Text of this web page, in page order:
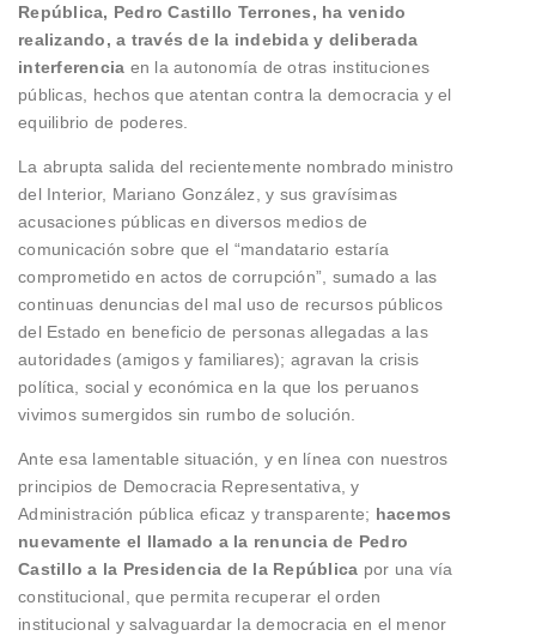
República, Pedro Castillo Terrones, ha venido
realizando, a través de la indebida y deliberada
interferencia en la autonomía de otras instituciones
públicas, hechos que atentan contra la democracia y el
equilibrio de poderes.
La abrupta salida del recientemente nombrado ministro
del Interior, Mariano González, y sus gravísimas
acusaciones públicas en diversos medios de
comunicación sobre que el “mandatario estaría
comprometido en actos de corrupción”, sumado a las
continuas denuncias del mal uso de recursos públicos
del Estado en beneficio de personas allegadas a las
autoridades (amigos y familiares); agravan la crisis
política, social y económica en la que los peruanos
vivimos sumergidos sin rumbo de solución.
Ante esa lamentable situación, y en línea con nuestros
principios de Democracia Representativa, y
Administración pública eficaz y transparente; hacemos
nuevamente el llamado a la renuncia de Pedro
Castillo a la Presidencia de la República por una vía
constitucional, que permita recuperar el orden
institucional y salvaguardar la democracia en el menor